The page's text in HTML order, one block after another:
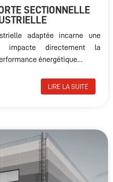
SECTIONNELLE
adaptée incarne une
impacte directement la
énergétique…
LIRE LA SUITE